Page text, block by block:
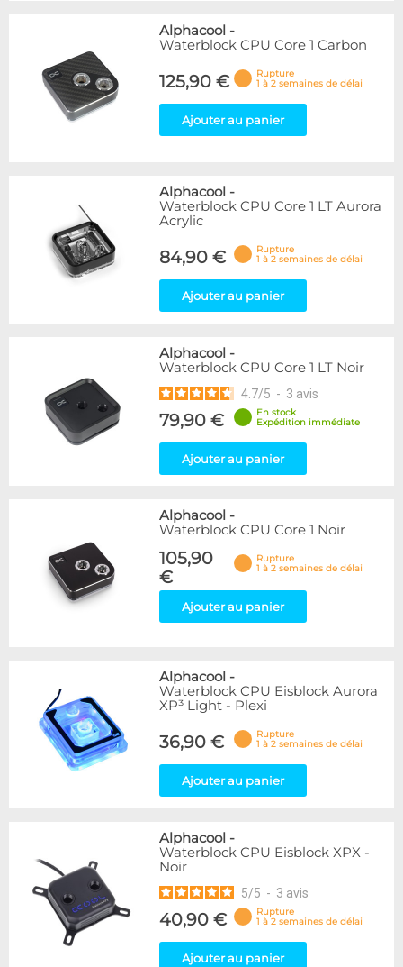
Alphacool -
Waterblock CPU Core 1 Carbon
125,90 €
Rupture
1 à 2 semaines de délai
Ajouter au panier
Alphacool -
Waterblock CPU Core 1 LT Aurora
Acrylic
84,90 €
Rupture
1 à 2 semaines de délai
Ajouter au panier
Alphacool -
Waterblock CPU Core 1 LT Noir
4.7/5 - 3 avis
79,90 €
En stock
Expédition immédiate
Ajouter au panier
Alphacool -
Waterblock CPU Core 1 Noir
105,90
€
Rupture
1 à 2 semaines de délai
Ajouter au panier
Alphacool -
Waterblock CPU Eisblock Aurora
XP³ Light - Plexi
36,90 €
Rupture
1 à 2 semaines de délai
Ajouter au panier
Alphacool -
Waterblock CPU Eisblock XPX -
Noir
5/5 - 3 avis
40,90 €
Rupture
1 à 2 semaines de délai
Ajouter au panier